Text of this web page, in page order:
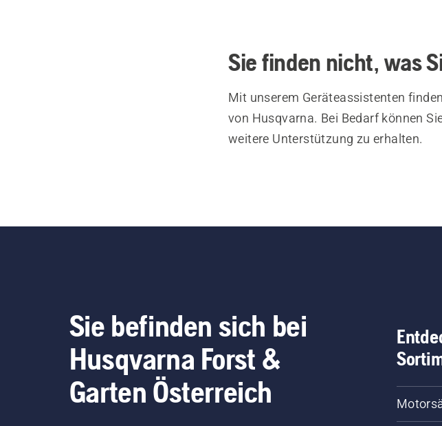
Sie finden nicht, was
Mit unserem Geräteassistenten
von Husqvarna. Bei Bedarf können
weitere Unterstützung zu erhalten.
Sie befinden sich bei
Husqvarna Forst &
Garten Österreich